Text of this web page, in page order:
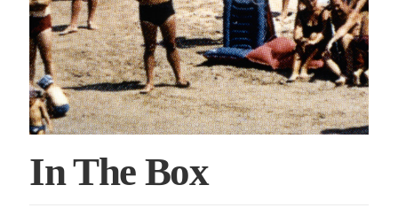
In The Box